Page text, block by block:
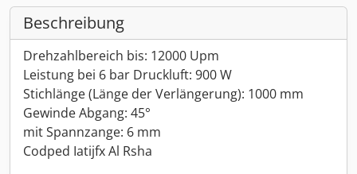
Beschreibung
Drehzahlbereich bis: 12000 Upm
Leistung bei 6 bar Druckluft: 900 W
Stichlänge (Länge der Verlängerung): 1000 mm
Gewinde Abgang: 45°
mit Spannzange: 6 mm
Codped Iatijfx Al Rsha